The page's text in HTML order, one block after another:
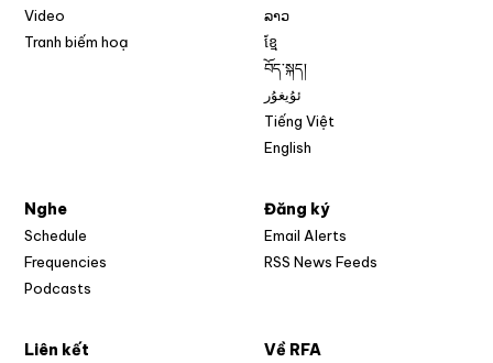
Video
Tranh biếm hoạ
ລາວ
ខ្មែ
བོད་སྐད།
ئۇيغۇر
Tiếng Việt
English
Nghe
Schedule
Frequencies
Podcasts
Đăng ký
Email Alerts
RSS News Feeds
Liên kết Về RFA